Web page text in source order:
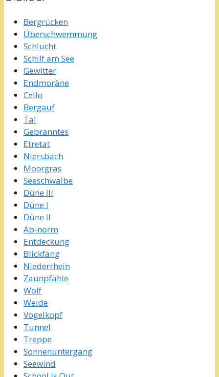
Bergrücken
Überschwemmung
Schlucht
Schilf am See
Gewitter
Endmoräne
Cello
Bergauf
Tal
Gebranntes
Etretat
Niersbach
Moorgras
Seeschwalbe
Düne III
Düne I
Düne II
Ab-norm
Entdeckung
Blickfang
Niederrhein
Zaunpfähle
Wolf
Weide
Vogelkopf
Tunnel
Treppe
Sonnenuntergang
Seewind